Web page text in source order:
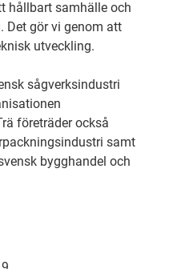
hållbart samhälle och
Det gör vi genom att
utveckling.
sågverksindustri
företräder också
samt
bygghandel och